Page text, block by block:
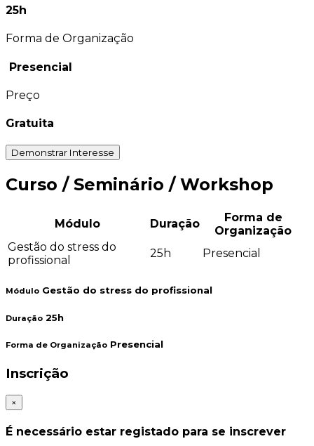
25h
Forma de Organização
Presencial
Preço
Gratuita
Demonstrar Interesse
Curso / Seminário / Workshop
Módulo Duração
Forma de
Organização
Gestão do stress do
profissional
25h Presencial
Módulo Gestão do stress do profissional
Duração 25h
Forma de Organização Presencial
Inscrição
×
É necessário estar registado para se inscrever